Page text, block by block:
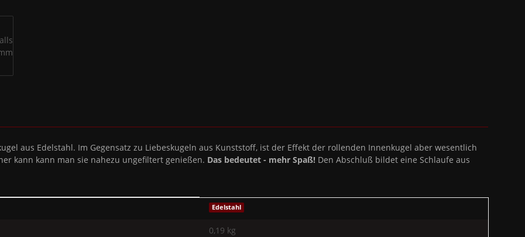
aus Edelstahl. Im Gegensatz zu Liebeskugeln aus Kunststoff, ist der Effekt der rollenden Innenkugel aber wesentlich
kann kann man sie nahezu ungefiltert genießen. Das bedeutet - mehr Spaß! Den Abschluß bildet eine Schlaufe aus
Edelstahl
0,19 kg